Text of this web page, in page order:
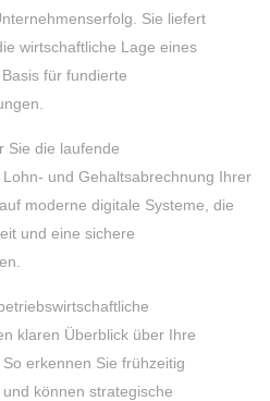
Sie liefert
wirtschaftliche Lage eines
für fundierte
Sie die laufende
und Gehaltsabrechnung Ihrer
moderne digitale Systeme, die
und eine sichere
klaren Überblick über Ihre
erkennen Sie frühzeitig
können strategische